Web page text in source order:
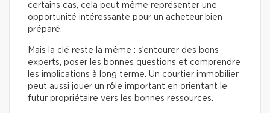
certains cas, cela peut même représenter une
opportunité intéressante pour un acheteur bien
préparé.
Mais la clé reste la même : s’entourer des bons
experts, poser les bonnes questions et comprendre
les implications à long terme. Un courtier immobilier
peut aussi jouer un rôle important en orientant le
futur propriétaire vers les bonnes ressources.